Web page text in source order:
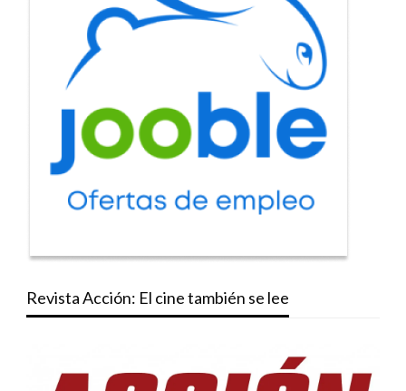
Revista Acción: El cine también se lee